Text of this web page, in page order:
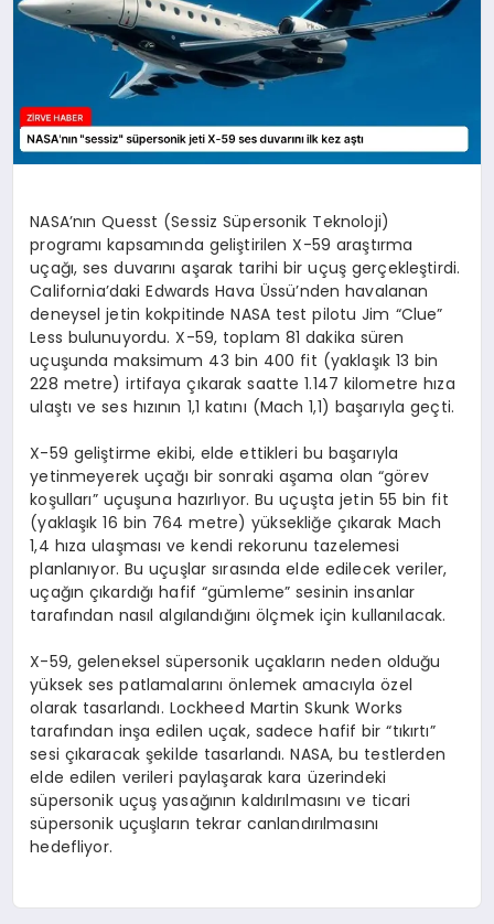
TEKNOLOJI
NASA’nın Quesst (Sessiz Süpersonik Teknoloji)
programı kapsamında geliştirilen X-59 araştırma
uçağı, ses duvarını aşarak tarihi bir uçuş gerçekleştirdi.
California’daki Edwards Hava Üssü’nden havalanan
deneysel jetin kokpitinde NASA test pilotu Jim “Clue”
Less bulunuyordu. X-59, toplam 81 dakika süren
uçuşunda maksimum 43 bin 400 fit (yaklaşık 13 bin
228 metre) irtifaya çıkarak saatte 1.147 kilometre hıza
ulaştı ve ses hızının 1,1 katını (Mach 1,1) başarıyla geçti.
X-59 geliştirme ekibi, elde ettikleri bu başarıyla
yetinmeyerek uçağı bir sonraki aşama olan “görev
koşulları” uçuşuna hazırlıyor. Bu uçuşta jetin 55 bin fit
(yaklaşık 16 bin 764 metre) yüksekliğe çıkarak Mach
1,4 hıza ulaşması ve kendi rekorunu tazelemesi
planlanıyor. Bu uçuşlar sırasında elde edilecek veriler,
uçağın çıkardığı hafif “gümleme” sesinin insanlar
tarafından nasıl algılandığını ölçmek için kullanılacak.
X-59, geleneksel süpersonik uçakların neden olduğu
yüksek ses patlamalarını önlemek amacıyla özel
olarak tasarlandı. Lockheed Martin Skunk Works
tarafından inşa edilen uçak, sadece hafif bir “tıkırtı”
sesi çıkaracak şekilde tasarlandı. NASA, bu testlerden
elde edilen verileri paylaşarak kara üzerindeki
süpersonik uçuş yasağının kaldırılmasını ve ticari
süpersonik uçuşların tekrar canlandırılmasını
hedefliyor.